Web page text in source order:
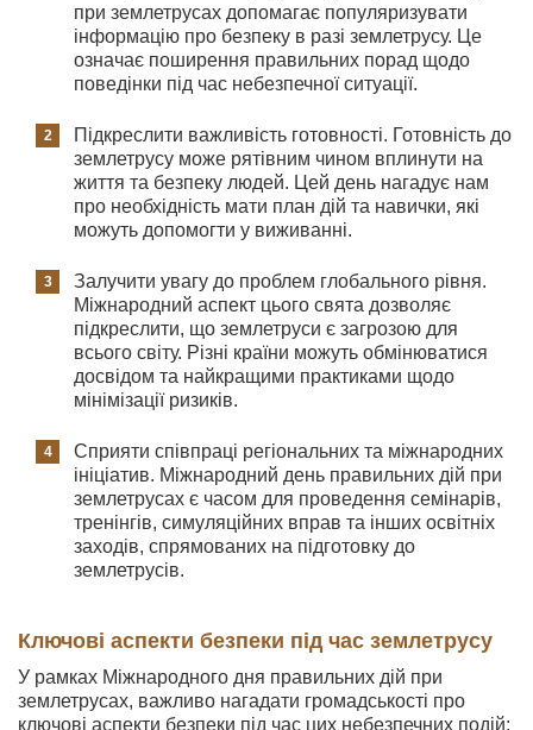
при землетрусах допомагає популяризувати
інформацію про безпеку в разі землетрусу. Це
означає поширення правильних порад щодо
поведінки під час небезпечної ситуації.
Підкреслити важливість готовності. Готовність до
землетрусу може рятівним чином вплинути на
життя та безпеку людей. Цей день нагадує нам
про необхідність мати план дій та навички, які
можуть допомогти у виживанні.
Залучити увагу до проблем глобального рівня.
Міжнародний аспект цього свята дозволяє
підкреслити, що землетруси є загрозою для
всього світу. Різні країни можуть обмінюватися
досвідом та найкращими практиками щодо
мінімізації ризиків.
Сприяти співпраці регіональних та міжнародних
ініціатив. Міжнародний день правильних дій при
землетрусах є часом для проведення семінарів,
тренінгів, симуляційних вправ та інших освітніх
заходів, спрямованих на підготовку до
землетрусів.
Ключові аспекти безпеки під час землетрусу
У рамках Міжнародного дня правильних дій при
землетрусах, важливо нагадати громадськості про
ключові аспекти безпеки під час цих небезпечних подій: